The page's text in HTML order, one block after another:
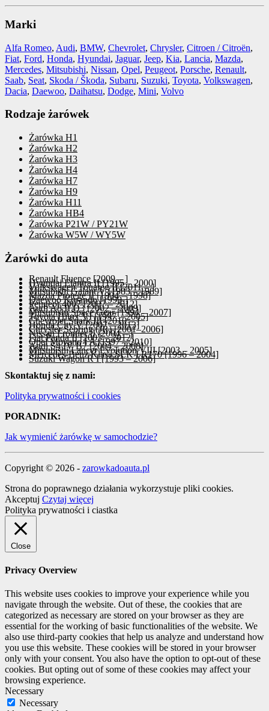
Marki
Alfa Romeo, Audi, BMW, Chevrolet, Chrysler, Citroen / Citroën,
Fiat, Ford, Honda, Hyundai, Jaguar, Jeep, Kia, Lancia, Mazda,
Mercedes, Mitsubishi, Nissan, Opel, Peugeot, Porsche, Renault,
Saab, Seat, Skoda / Škoda, Subaru, Suzuki, Toyota, Volkswagen,
Dacia, Daewoo, Daihatsu, Dodge, Mini, Volvo
Rodzaje żarówek
Żarówka H1
Żarówka H2
Żarówka H3
Żarówka H4
Żarówka H7
Żarówka H9
Żarówka H11
Żarówka HB4
Żarówka P21W / PY21W
Żarówka W5W / WY5W
Żarówki do auta
Renault Fluence [2009 – ]
Hyundai Elantra II [1995 – 2000]
Volkswagen Touareg II [2011 – ]
Mitsubishi Galant V [1983 – 1989]
Mazda Protege II [1994 – 1998]
Daewoo Korando [1999-]
Peugeot 4007 [2007 – 2012]
Audi A8 II D3 [2002 – 2009]
Mitsubishi Space Gear [1994 – 2007]
Toyota Hilux VI [1997 – 2005]
Chevrolet Spark III [2010 – ]
Honda City V [2007 – 2013]
Chrysler Sebring (JR) [2001–2006]
Nissan Frontier II [2004 – ]
Fiat Panda II [2003 – 2012]
Opel Movano I A [1997 – 2010]
Audi S4 IV B7 [2004 – 2008]
Mitsubishi Lancer Evolution VIII [2003 – 2005]
Mercedes-Benz Klasa SLK I R170 [1996 – 2004]
Suzuki Wagon R I [1993 – 2006]
Skontaktuj się z nami:
Polityka prywatności i cookies
PORADNIK:
Jak wymienić żarówkę w samochodzie?
Copyright © 2026 - zarowkadoauta.pl
Strona do poprawnego działania wykorzystuje pliki cookies.
Akceptuj Czytaj więcej
Polityka prywatności i ciastka
Close
Privacy Overview
This website uses cookies to improve your experience while you
navigate through the website. Out of these, the cookies that are
categorized as necessary are stored on your browser as they are
essential for the working of basic functionalities of the website. We
also use third-party cookies that help us analyze and understand how
you use this website. These cookies will be stored in your browser
only with your consent. You also have the option to opt-out of these
cookies. But opting out of some of these cookies may affect your
browsing experience.
Necessary
Necessary